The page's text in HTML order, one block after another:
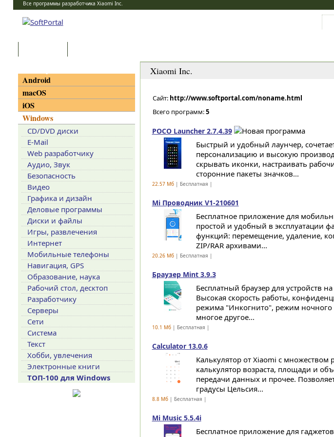
Все программы разработчика Xiaomi Inc.
Xiaomi Inc.
Сайт: http://www.softportal.com/noname.html
Всего программ:5
POCO Launcher 2.7.4.39
Быстрый и удобный лаунчер,
персонализацию и высокую
скрывать иконки, настраивать
сторонние пакеты значков...
22.57 Мб| Бесплатная |
Mi Проводник V1-210601
Бесплатное приложение для
простой и удобный в эксплуатации
функций: перемещение, удаление,
ZIP/RAR архивами...
20.26 Мб| Бесплатная |
Браузер Mint 3.9.3
Бесплатный браузер для устройств
Высокая скорость работы,
режима "Инкогнито", режим ночного
многое другое...
10.1 Мб| Бесплатная |
Calculator 13.0.6
Калькулятор от Xiaomi с
калькулятор возраста, площади и
передачи данных и прочее.
градусы Цельсия...
8.8 Мб| Бесплатная |
Mi Music 5.5.4i
Бесплатное приложение для
Android
macOS
iOS
Windows
CD/DVD диски
E-Mail
Web разработчику
Аудио, Звук
Безопасность
Видео
Графика и дизайн
Деловые программы
Диски и файлы
Игры, развлечения
Интернет
Мобильные телефоны
Навигация, GPS
Образование, наука
Рабочий стол, десктоп
Разработчику
Серверы
Сети
Система
Текст
Хобби, увлечения
Электронные книги
ТОП-100 для Windows